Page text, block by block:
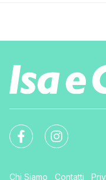
Chi Siamo Contatti